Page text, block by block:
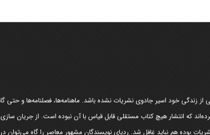
زندگی خود اسیر جادوی نشریات نشده باشد. ماهنامه‌ها، فصلنامه‌ها و حتی
که انتشار هیچ کتاب مستقلی قابل قیاس با آن نبوده است. از جریان
بوده هم نباید غافل شد. ردپای نویسندگان مشهور معاصر را گاه می‌توان